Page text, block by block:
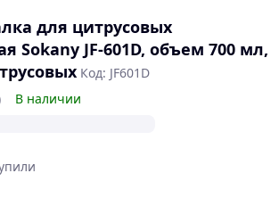
для цитрусовых
Sokany JF-601D, объем 700 мл,
Код: JF601D
В наличии